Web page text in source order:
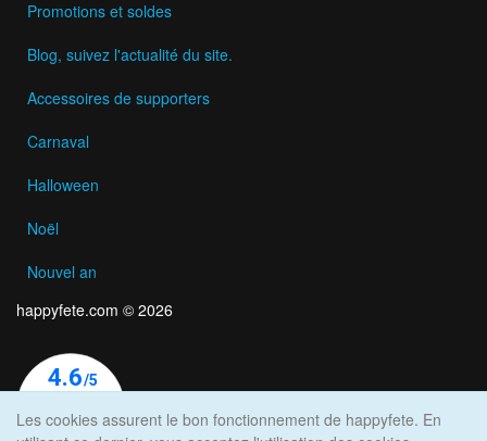
Promotions et soldes
Blog, suivez l'actualité du site.
Accessoires de supporters
Carnaval
Halloween
Noël
Nouvel an
happyfete.com © 2026
Les cookies assurent le bon fonctionnement de happyfete. En